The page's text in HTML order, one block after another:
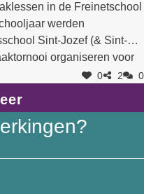
afdeling Eeklo
in de Freinetschool
werden
Sint-Jozef (& Sint-
organiseren voor
alle leerlingen uit de
afdeling Eeklo.
0 2 0